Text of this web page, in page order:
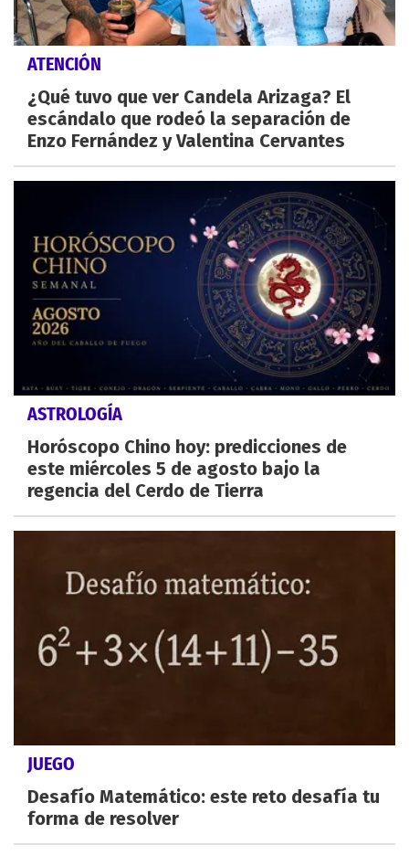
ATENCIÓN
¿Qué tuvo que ver Candela Arizaga? El
escándalo que rodeó la separación de
Enzo Fernández y Valentina Cervantes
ASTROLOGÍA
Horóscopo Chino hoy: predicciones de
este miércoles 5 de agosto bajo la
regencia del Cerdo de Tierra
JUEGO
Desafío Matemático: este reto desafía tu
forma de resolver